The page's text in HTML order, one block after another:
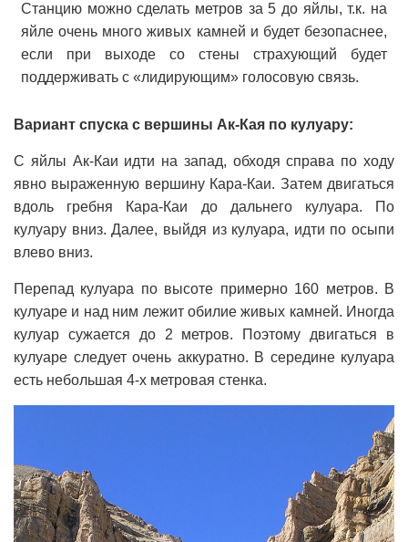
Станцию можно сделать метров за 5 до яйлы, т.к. на
яйле очень много живых камней и будет безопаснее,
если при выходе со стены страхующий будет
поддерживать с «лидирующим» голосовую связь.
Вариант спуска с вершины Ак-Кая по кулуару:
С яйлы Ак-Каи идти на запад, обходя справа по ходу
явно выраженную вершину Кара-Каи. Затем двигаться
вдоль гребня Кара-Каи до дальнего кулуара. По
кулуару вниз. Далее, выйдя из кулуара, идти по осыпи
влево вниз.
Перепад кулуара по высоте примерно 160 метров. В
кулуаре и над ним лежит обилие живых камней. Иногда
кулуар сужается до 2 метров. Поэтому двигаться в
кулуаре следует очень аккуратно. В середине кулуара
есть небольшая 4-х метровая стенка.